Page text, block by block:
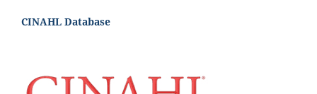
CINAHL Database